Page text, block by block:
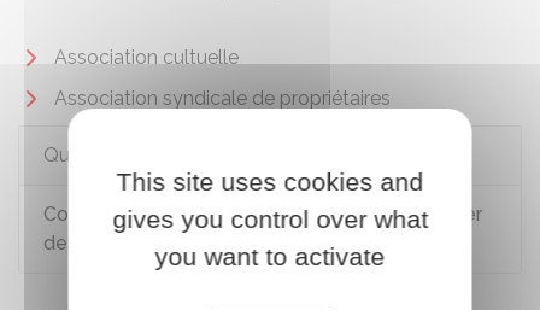
Association cultuelle
Association syndicale de propriétaires
Questions ? Réponses !
Comment une association cultuelle doit déclarer
des financements étrangers du culte ?
This site uses cookies and
gives you control over what
you want to activate